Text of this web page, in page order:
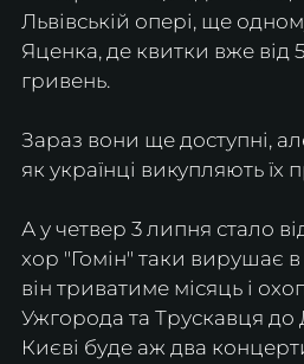
Львівській опері, ще
Яценка, де квитки вже від
гривень.
Зараз вони ще доступні,
як українці викупляють їх
А у четвер 3 липня стало
хор "Гомін" таки вирушає в
він триватиме місяць і
Ужгорода та Трускавця до
Києві буде аж два